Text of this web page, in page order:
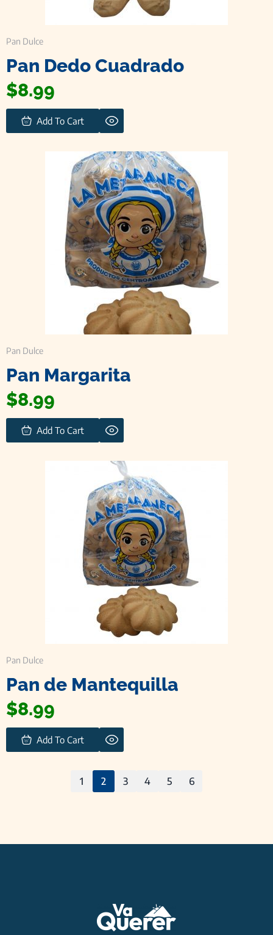
Pan Dulce
Pan Dedo Cuadrado
$8.99
Add To Cart
Pan Dulce
Pan Margarita
$8.99
Add To Cart
Pan Dulce
Pan de Mantequilla
$8.99
Add To Cart
1 2 3 4 5 6